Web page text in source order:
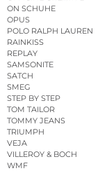
ON SCHUHE
OPUS
POLO RALPH LAUREN
RAINKISS
REPLAY
SAMSONITE
SATCH
SMEG
STEP BY STEP
TOM TAILOR
TOMMY JEANS
TRIUMPH
VEJA
VILLEROY & BOCH
WMF